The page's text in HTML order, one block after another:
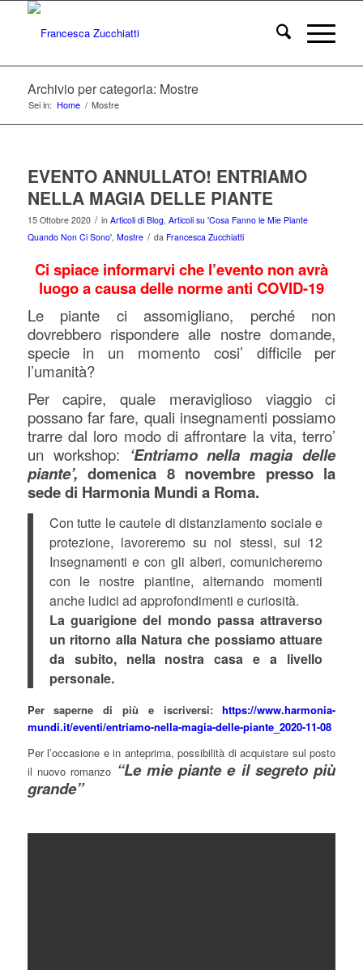
Archivio per categoria: Mostre
Sei in: Home / Mostre
EVENTO ANNULLATO! ENTRIAMO
NELLA MAGIA DELLE PIANTE
15 Ottobre 2020 / in Articoli di Blog, Articoli su 'Cosa Fanno le Mie Piante
Quando Non Ci Sono', Mostre / da Francesca Zucchiatti
Ci spiace informarvi che l’evento non avrà
luogo a causa delle norme anti COVID-19
Le piante ci assomigliano, perché non
dovrebbero rispondere alle nostre domande,
specie in un momento cosi’ difficile per
l’umanità?
Per capire, quale meraviglioso viaggio ci
possano far fare, quali insegnamenti possiamo
trarre dal loro modo di affrontare la vita, terro’
un workshop: ‘Entriamo nella magia delle
piante’, domenica 8 novembre presso la
sede di Harmonia Mundi a Roma.
Con tutte le cautele di distanziamento sociale e
protezione, lavoreremo su noi stessi, sui 12
Insegnamenti e con gli alberi, comunicheremo
con le nostre piantine, alternando momenti
anche ludici ad approfondimenti e curiosità.
La guarigione del mondo passa attraverso
un ritorno alla Natura che possiamo attuare
da subito, nella nostra casa e a livello
personale.
Per saperne di più e iscriversi:https://www.harmonia-
mundi.it/eventi/entriamo-nella-magia-delle-piante_2020-11-08
Per l’occasione e in anteprima, possibilità di acquistare sul posto
il nuovo romanzo “Le mie piante e il segreto più
grande”